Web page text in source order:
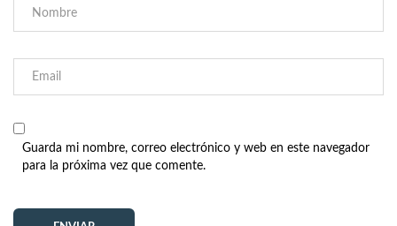
Guarda mi nombre, correo electrónico y web en este navegador
para la próxima vez que comente.